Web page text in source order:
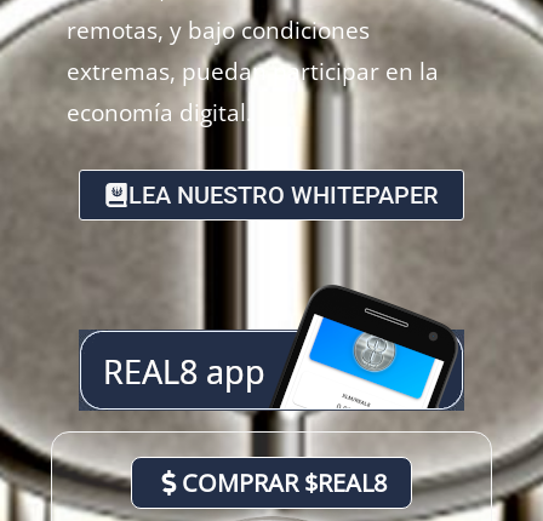
remotas, y bajo condiciones
extremas, puedan participar en la
economía digital.
LEA NUESTRO WHITEPAPER
COMPRAR $REAL8